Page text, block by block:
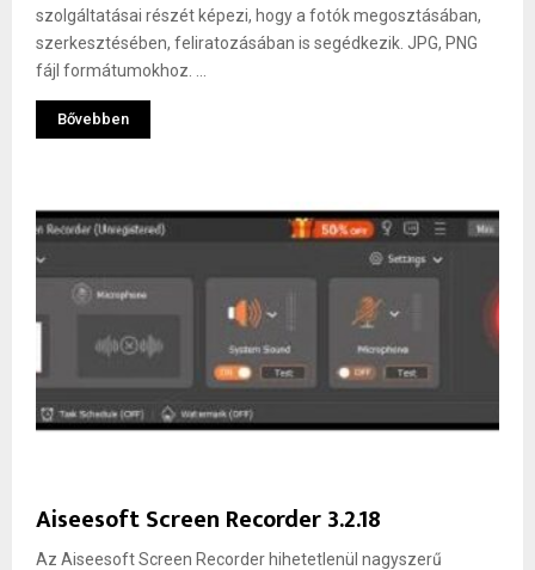
szolgáltatásai részét képezi, hogy a fotók megosztásában,
szerkesztésében, feliratozásában is segédkezik. JPG, PNG
fájl formátumokhoz. ...
Bővebben
Aiseesoft Screen Recorder 3.2.18
Az Aiseesoft Screen Recorder hihetetlenül nagyszerű